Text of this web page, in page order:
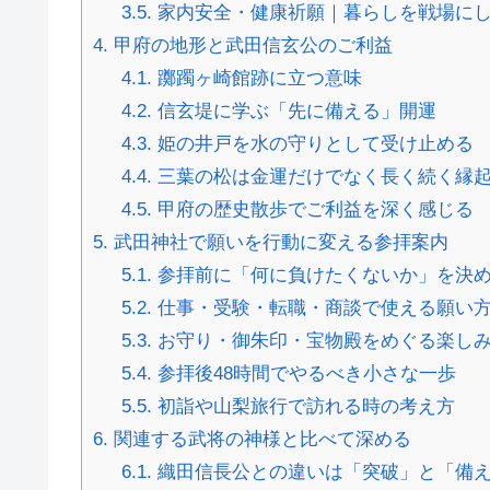
3.5. 家内安全・健康祈願｜暮らしを戦場に
4. 甲府の地形と武田信玄公のご利益
4.1. 躑躅ヶ崎館跡に立つ意味
4.2. 信玄堤に学ぶ「先に備える」開運
4.3. 姫の井戸を水の守りとして受け止める
4.4. 三葉の松は金運だけでなく長く続く縁起
4.5. 甲府の歴史散歩でご利益を深く感じる
5. 武田神社で願いを行動に変える参拝案内
5.1. 参拝前に「何に負けたくないか」を決
5.2. 仕事・受験・転職・商談で使える願い
5.3. お守り・御朱印・宝物殿をめぐる楽し
5.4. 参拝後48時間でやるべき小さな一歩
5.5. 初詣や山梨旅行で訪れる時の考え方
6. 関連する武将の神様と比べて深める
6.1. 織田信長公との違いは「突破」と「備え